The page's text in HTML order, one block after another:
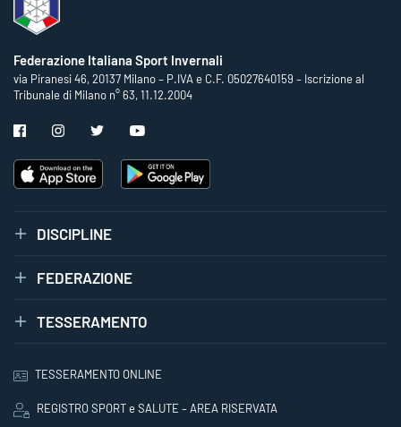
Federazione Italiana Sport Invernali
via Piranesi 46, 20137 Milano – P.IVA e C.F. 05027640159 – Iscrizione al
Tribunale di Milano n° 63, 11.12.2004
DISCIPLINE
FEDERAZIONE
TESSERAMENTO
TESSERAMENTO ONLINE
REGISTRO SPORT e SALUTE – AREA RISERVATA